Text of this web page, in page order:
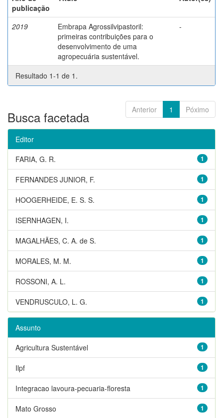
publicação
2019
Embrapa Agrossilvipastoril:
primeiras contribuições para o
desenvolvimento de uma
agropecuária sustentável.
-
Resultado 1-1 de 1.
Anterior 1 Póximo
Busca facetada
Editor
1
FARIA, G. R.
1
FERNANDES JUNIOR, F.
1
HOOGERHEIDE, E. S. S.
1
ISERNHAGEN, I.
1
MAGALHÃES, C. A. de S.
1
MORALES, M. M.
1
ROSSONI, A. L.
1
VENDRUSCULO, L. G.
Assunto
1
Agricultura Sustentável
1
Ilpf
1
Integracao lavoura-pecuaria-floresta
1
Mato Grosso